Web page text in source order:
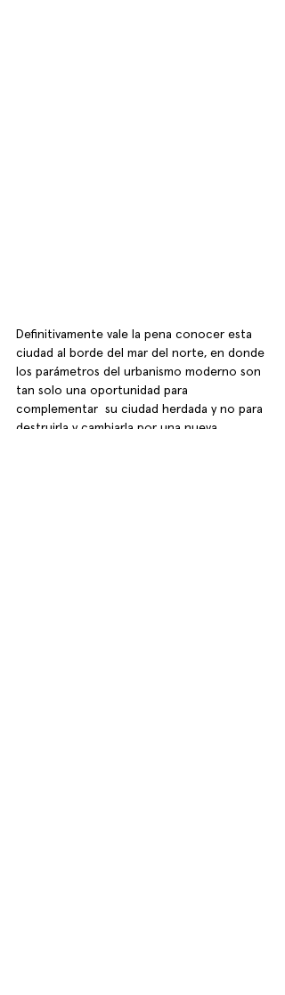
Definitivamente vale la pena conocer esta
ciudad al borde del mar del norte, en donde
los parámetros del urbanismo moderno son
tan solo una oportunidad para
complementar  su ciudad herdada y no para
destruirla y cambiarla por una nueva.